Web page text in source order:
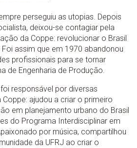
perseguiu as utopias. Depois
deixou-se contagiar pela
da Coppe: revolucionar o Brasil
assim que em 1970 abandonou
profissionais para se tornar
de Engenharia de Produção.
responsável por diversas
Coppe: ajudou a criar o primeiro
em planejamento urbano do Brasil
do Programa Interdisciplinar em
por música, compartilhou
da UFRJ ao criar o